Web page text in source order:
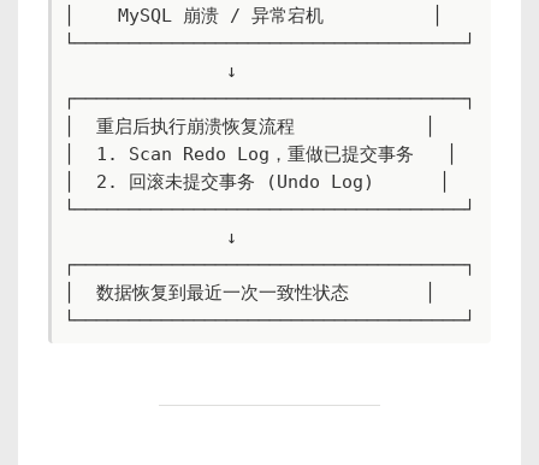
│    MySQL 崩溃 / 异常宕机          │
└────────────────────────────────────┘
┌────────────────────────────────────┐
│  重启后执行崩溃恢复流程            │
│  1. Scan Redo Log，重做已提交事务   │
│  2. 回滚未提交事务 (Undo Log)      │
└────────────────────────────────────┘
┌────────────────────────────────────┐
│  数据恢复到最近一次一致性状态       │
└────────────────────────────────────┘